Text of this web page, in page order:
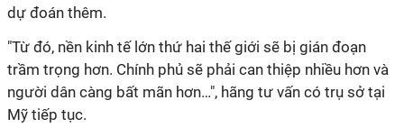
dự đoán thêm.
"Từ đó, nền kinh tế lớn thứ hai thế giới sẽ bị gián đoạn
trầm trọng hơn. Chính phủ sẽ phải can thiệp nhiều hơn và
người dân càng bất mãn hơn…", hãng tư vấn có trụ sở tại
Mỹ tiếp tục.